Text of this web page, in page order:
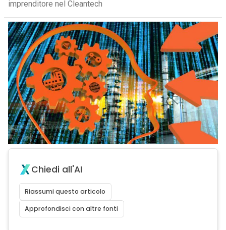
imprenditore nel Cleantech
Chiedi all'AI
Riassumi questo articolo
Approfondisci con altre fonti